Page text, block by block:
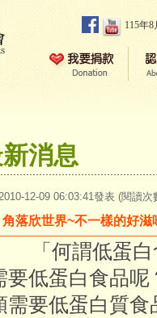
115年
消息
12-09 06:03:41發表 (閱讀次
角落欣世界~不一樣的好滋
何謂低蛋白
要低蛋白食品
需要低蛋白質